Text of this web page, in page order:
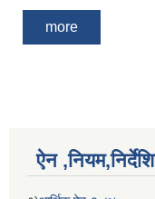
more
ऐन